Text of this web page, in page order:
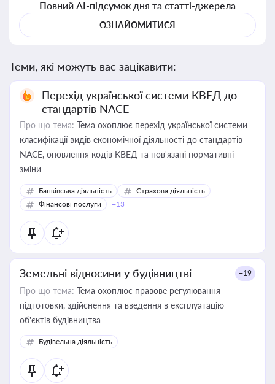
Повний AI-підсумок дня та статті-джерела
ОЗНАЙОМИТИСЯ
Теми, які можуть вас зацікавити:
Перехід української системи КВЕД до
стандартів NACE
Про що тема: Тема охоплює перехід української системи
класифікації видів економічної діяльності до стандартів
NACE, оновлення кодів КВЕД та пов'язані нормативні
зміни
Банківська діяльність
Страхова діяльність
Фінансові послуги
+13
Земельні відносини у будівництві +19
Про що тема: Тема охоплює правове регулювання
підготовки, здійснення та введення в експлуатацію
об’єктів будівництва
Будівельна діяльність